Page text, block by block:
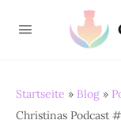
Startseite » Blog »
Christinas Podcast